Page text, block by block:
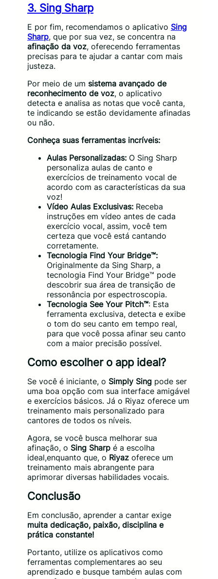
3. Sing Sharp
E por fim, recomendamos o aplicativo Sing
Sharp, que por sua vez, se concentra na
afinação da voz, oferecendo ferramentas
precisas para te ajudar a cantar com mais
justeza.
Por meio de um sistema avançado de
reconhecimento de voz, o aplicativo
detecta e analisa as notas que você canta,
te indicando se estão devidamente afinadas
ou não.
Conheça suas ferramentas incríveis:
Aulas Personalizadas: O Sing Sharp
personaliza aulas de canto e
exercícios de treinamento vocal de
acordo com as características da sua
voz!
Vídeo Aulas Exclusivas: Receba
instruções em vídeo antes de cada
exercício vocal, assim, você tem
certeza que você está cantando
corretamente.
Tecnologia Find Your Bridge™:
Originalmente da Sing Sharp, a
tecnologia Find Your Bridge™ pode
descobrir sua área de transição de
ressonância por espectroscopia.
Tecnologia See Your Pitch™: Esta
ferramenta exclusiva, detecta e exibe
o tom do seu canto em tempo real,
para que você possa afinar seu canto
com a maior precisão possível.
Como escolher o app ideal?
Se você é iniciante, o Simply Sing pode ser
uma boa opção com sua interface amigável
e exercícios básicos. Já o Riyaz oferece um
treinamento mais personalizado para
cantores de todos os níveis.
Agora, se você busca melhorar sua
afinação, o Sing Sharp é a escolha
ideal,enquanto que, o Riyaz oferece um
treinamento mais abrangente para
aprimorar diversas habilidades vocais.
Conclusão
Em conclusão, aprender a cantar exige
muita dedicação, paixão, disciplina e
prática constante!
Portanto, utilize os aplicativos como
ferramentas complementares ao seu
aprendizado e busque também aulas com